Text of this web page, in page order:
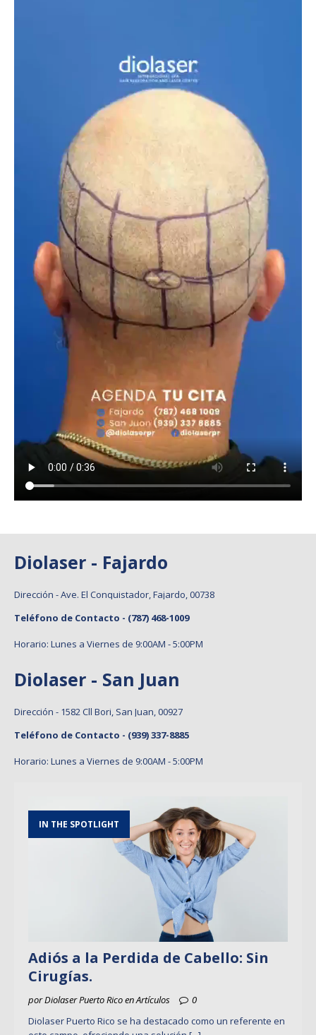
Diolaser - Fajardo
Dirección - Ave. El Conquistador, Fajardo, 00738
Teléfono de Contacto - (787) 468-1009
Horario: Lunes a Viernes de 9:00AM - 5:00PM
Diolaser - San Juan
Dirección - 1582 Cll Bori, San Juan, 00927
Teléfono de Contacto - (939) 337-8885
Horario: Lunes a Viernes de 9:00AM - 5:00PM
IN THE SPOTLIGHT
Adiós a la Perdida de Cabello: Sin
Cirugías.
por Diolaser Puerto Rico en Artículos
0
Diolaser Puerto Rico se ha destacado como un referente en